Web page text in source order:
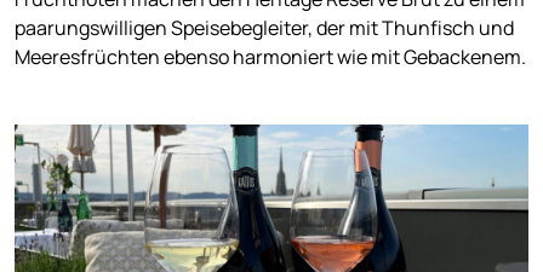
paarungswilligen Speisebegleiter, der mit Thunfisch und
Meeresfrüchten ebenso harmoniert wie mit Gebackenem.